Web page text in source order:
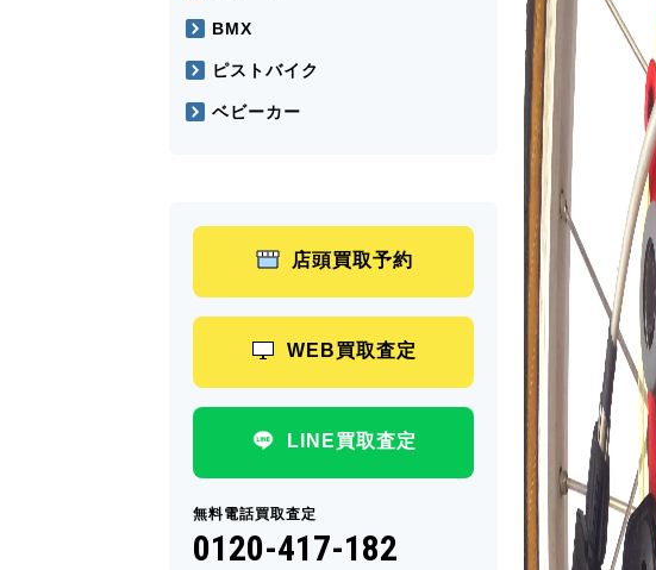
BMX
ピストバイク
ベビーカー
店頭買取予約
WEB買取査定
LINE買取査定
無料電話買取査定
0120-417-182